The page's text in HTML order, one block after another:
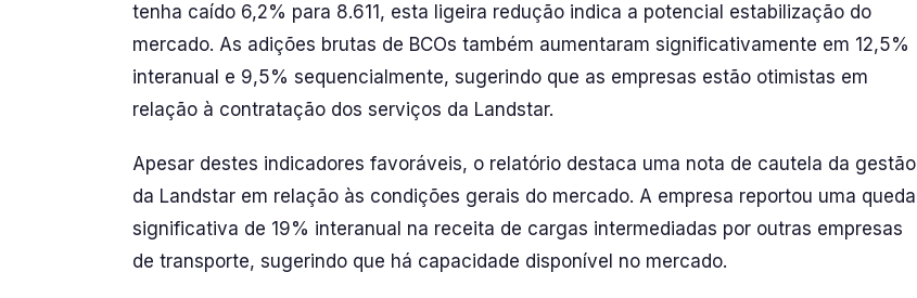
tenha caído 6,2% para 8.611, esta ligeira redução indica a potencial estabilização do
mercado. As adições brutas de BCOs também aumentaram significativamente em 12,5%
interanual e 9,5% sequencialmente, sugerindo que as empresas estão otimistas em
relação à contratação dos serviços da Landstar.
Apesar destes indicadores favoráveis, o relatório destaca uma nota de cautela da gestão
da Landstar em relação às condições gerais do mercado. A empresa reportou uma queda
significativa de 19% interanual na receita de cargas intermediadas por outras empresas
de transporte, sugerindo que há capacidade disponível no mercado.